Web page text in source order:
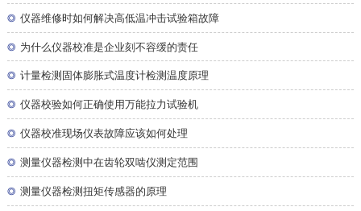
◎ 仪器维修时如何解决高低温冲击试验箱故障
◎ 为什么仪器校准是企业刻不容缓的责任
◎ 计量检测固体膨胀式温度计检测温度原理
◎ 仪器校验如何正确使用万能拉力试验机
◎ 仪器校准现场仪表故障应该如何处理
◎ 测量仪器检测中在齿轮双啮仪测定范围
◎ 测量仪器检测扭矩传感器的原理